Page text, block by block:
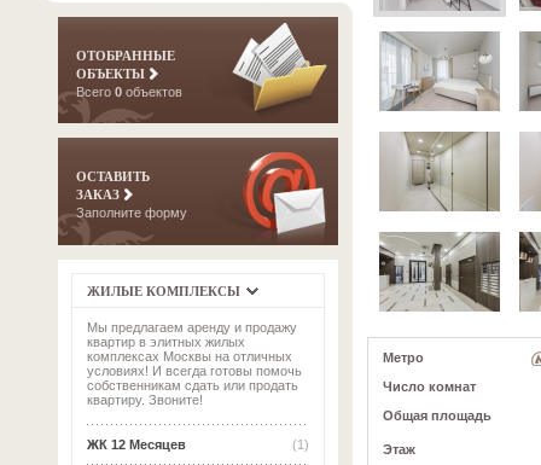
ОТОБРАННЫЕ
ОБЪЕКТЫ
Всего 0 объектов
ОСТАВИТЬ
ЗАКАЗ
Заполните форму
ЖИЛЫЕ КОМПЛЕКСЫ
Мы предлагаем аренду и продажу
квартир в элитных жилых
комплексах Москвы на отличных
условиях! И всегда готовы помочь
собственникам сдать или продать
квартиру. Звоните!
(1)
ЖК 12 Месяцев
Метро
Число комнат
Общая площадь
Этаж